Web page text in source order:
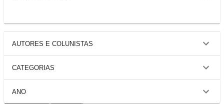
AUTORES E COLUNISTAS
CATEGORIAS
ANO